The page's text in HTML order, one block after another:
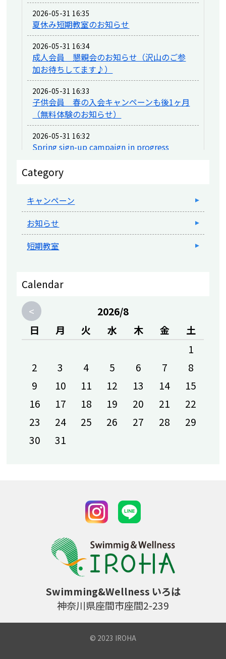
2026-05-31 16:35
夏休み短期教室のお知らせ
2026-05-31 16:34
成人会員 懇親会のお知らせ（沢山のご参
加お待ちしてます♪）
2026-05-31 16:33
子供会員 春の入会キャンペーンも後1ヶ月
（無料体験のお知らせ）
2026-05-31 16:32
Spring sign-up campaign in progress
2026-04-30 17:45
水中運動会開催の知らせ
2026-04-30 17:44
IROHA CUPチャレンジ記録会のお知らせ
2026-04-30 17:44
IROHA祭のお知らせ
4月5週目休館日のお知らせ
2026-04-25 11:26
IROHAの月・日のお知らせ
2026-04-14 15:24
春の入会キャンペーン実施中
2026-04-09 16:57
お知らせ
2026-04-07 15:12
2026 IROHAイベント情報
2026-03-31 18:26
2026-03-25 10:27
3月5週目休館日のお知らせ
2026-03-16 07:39
予定表アップ（3・4・5月）
2026-02-21 13:56
IROHA CUP タイムテーブル
2026-01-29 11:14
Category
キャンペーン
お知らせ
短期教室
Calendar
<
2026/8
日
月 火 水 木 金
土
1
2
3 4 5 6 7
8
9
10 11 12 13 14
15
16
17 18 19 20 21
22
23
24 25 26 27 28
29
30
31
Swimming&Wellness いろは
神奈川県座間市座間2-239
© 2023 IROHA